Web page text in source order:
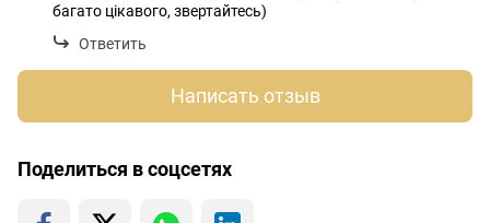
багато цікавого, звертайтесь)
Ответить
Написать отзыв
Поделиться в соцсетях